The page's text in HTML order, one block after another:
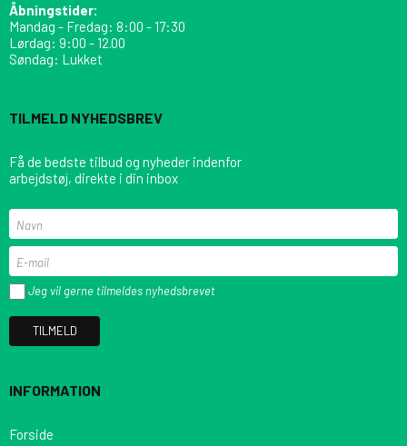
Åbningstider:
Mandag - Fredag: 8:00 - 17:30
Lørdag: 9:00 - 12.00
Søndag: Lukket
TILMELD NYHEDSBREV
Få de bedste tilbud og nyheder indenfor
arbejdstøj, direkte i din inbox
Jeg vil gerne tilmeldes nyhedsbrevet
TILMELD
INFORMATION
Forside